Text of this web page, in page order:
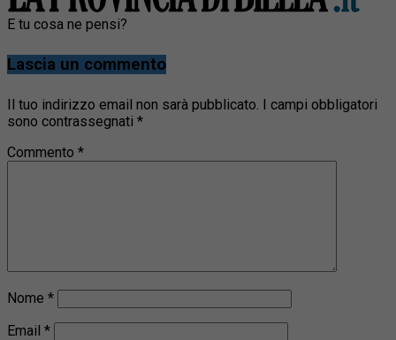
E tu cosa ne pensi?
Lascia un commento
Il tuo indirizzo email non sarà pubblicato. I campi obbligatori
sono contrassegnati *
Commento *
Nome *
Email *